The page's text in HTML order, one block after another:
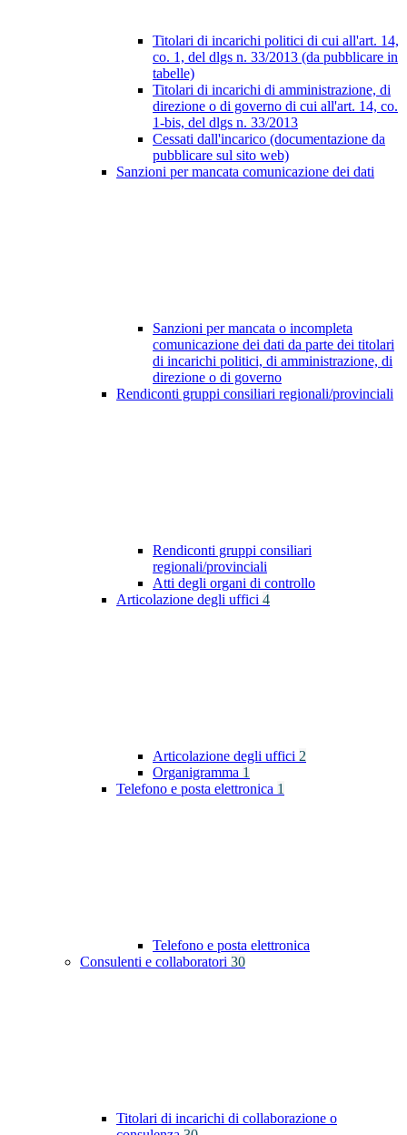
Titolari di incarichi politici di cui all'art. 14,
co. 1, del dlgs n. 33/2013 (da pubblicare in
tabelle)
Titolari di incarichi di amministrazione, di
direzione o di governo di cui all'art. 14, co.
1-bis, del dlgs n. 33/2013
Cessati dall'incarico (documentazione da
pubblicare sul sito web)
Sanzioni per mancata comunicazione dei dati
Sanzioni per mancata o incompleta
comunicazione dei dati da parte dei titolari
di incarichi politici, di amministrazione, di
direzione o di governo
Rendiconti gruppi consiliari regionali/provinciali
Rendiconti gruppi consiliari
regionali/provinciali
Atti degli organi di controllo
Articolazione degli uffici 4
Articolazione degli uffici 2
Organigramma 1
Telefono e posta elettronica 1
Telefono e posta elettronica
Consulenti e collaboratori 30
Titolari di incarichi di collaborazione o